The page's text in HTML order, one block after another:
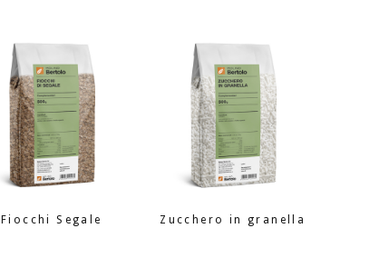
Fiocchi Segale Zucchero in granella